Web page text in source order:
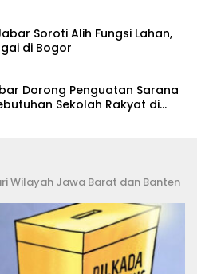
Soroti Alih Fungsi Lahan,
di Bogor
Dorong Penguatan Sarana
Sekolah Rakyat di
Wilayah Jawa Barat dan Banten